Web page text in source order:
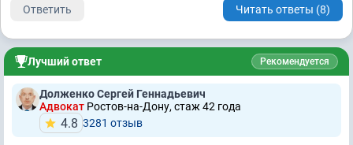
Ответить Читать ответы (8)
Лучший ответ Рекомендуется
Долженко Сергей Геннадьевич
Адвокат Ростов-на-Дону, стаж 42 годa
4.8 3281 отзыв